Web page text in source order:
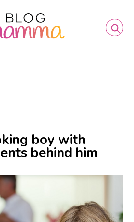
boy with
behind him